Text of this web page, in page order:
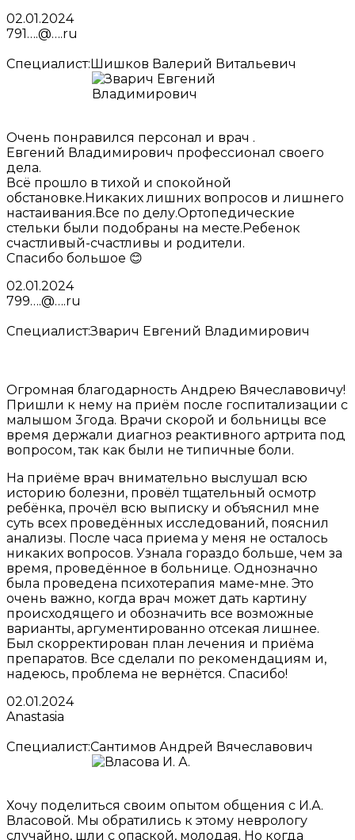
02.01.2024
791….@….ru
Специалист: Шишков Валерий Витальевич
Очень понравился персонал и врач .
Евгений Владимирович профессионал своего
дела.
Всё прошло в тихой и спокойной
обстановке.Никаких лишних вопросов и лишнего
настаивания.Все по делу.Ортопедические
стельки были подобраны на месте.Ребенок
счастливый-счастливы и родители.
Спасибо большое 😊
02.01.2024
799….@….ru
Специалист:Зварич Евгений Владимирович
Огромная благодарность Андрею Вячеславовичу!
Пришли к нему на приём после госпитализации с
малышом 3года. Врачи скорой и больницы все
время держали диагноз реактивного артрита под
вопросом, так как были не типичные боли.
На приёме врач внимательно выслушал всю
историю болезни, провёл тщательный осмотр
ребёнка, прочёл всю выписку и объяснил мне
суть всех проведённых исследований, пояснил
анализы. После часа приема у меня не осталось
никаких вопросов. Узнала гораздо больше, чем за
время, проведённое в больнице. Однозначно
была проведена психотерапия маме-мне. Это
очень важно, когда врач может дать картину
происходящего и обозначить все возможные
варианты, аргументированно отсекая лишнее.
Был скорректирован план лечения и приёма
препаратов. Все сделали по рекомендациям и,
надеюсь, проблема не вернётся. Спасибо!
02.01.2024
Anastasia
Специалист:Сантимов Андрей Вячеславович
Хочу поделиться своим опытом общения с И.А.
Власовой. Мы обратились к этому неврологу
случайно, шли с опаской, молодая. Но когда